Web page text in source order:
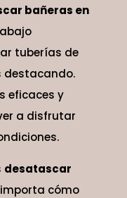
bañeras en
tuberías de
destacando.
eficaces y
a disfrutar
desatascar
importa cómo